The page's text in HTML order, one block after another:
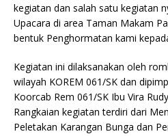
kegiatan dan salah satu kegiatan
Upacara di area Taman Makam
bentuk Penghormatan kami
Kegiatan ini dilaksanakan oleh
wilayah KOREM 061/SK dan
Koorcab Rem 061/SK Ibu Vira
Rangkaian kegiatan terdiri dari
Peletakan Karangan Bunga dan